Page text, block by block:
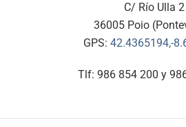
C/ Río Ulla 2
36005 Poio
GPS: 42.4365194,-
Tlf: 986 854 200 y